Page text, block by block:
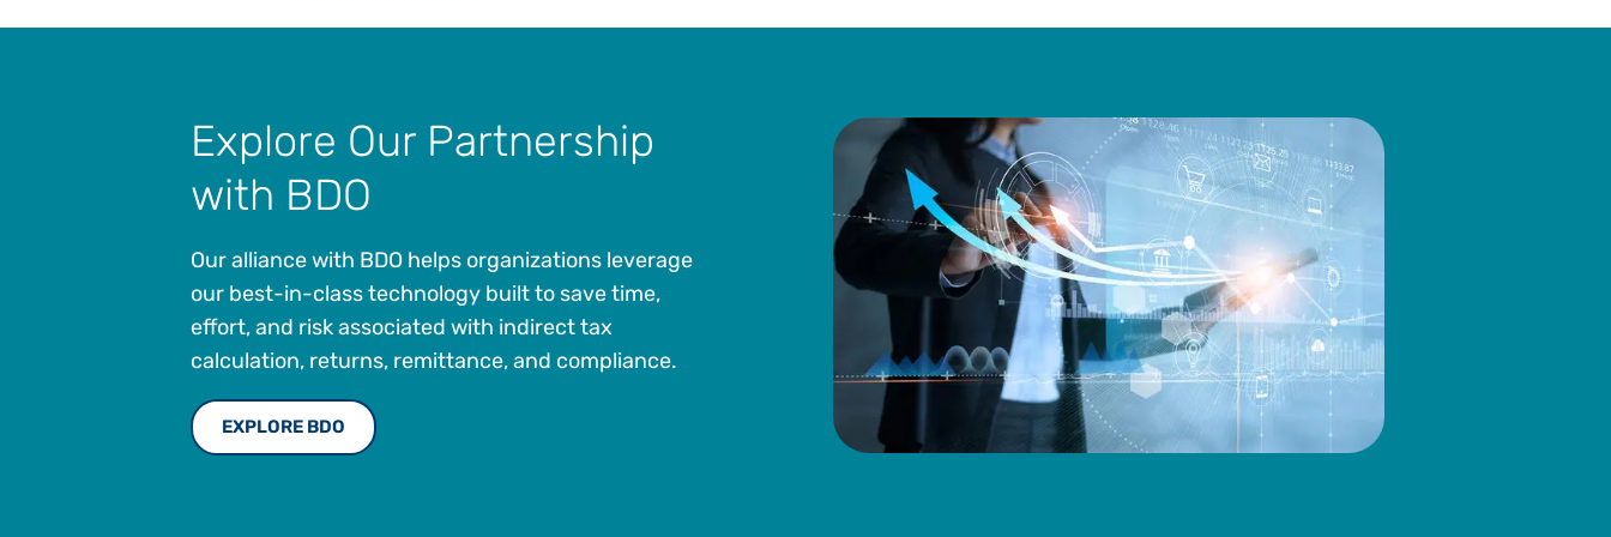
Steuerzahlervertretung für Unternehmen beim Washington Department of
Herr Bernard hat sowohl einen J.D. als auch einen Bachelor of Science in
Business Administration von der Creighton University. Er ist Teilzeitdozent für
Recht im Master-of-Law-Programm an der University of Washington School of
Law. Herr Bernard war außerdem fast 25 Jahre lang Mitglied des Vorstands, des
Exekutivausschusses und Vorsitzender von Ausschüssen des Tax Executives
Institute (TEI).
Explore Our Partnership
with BDO
Our alliance with BDO helps organizations leverage
our best-in-class technology built to save time,
effort, and risk associated with indirect tax
calculation, returns, remittance, and compliance.
EXPLORE BDO